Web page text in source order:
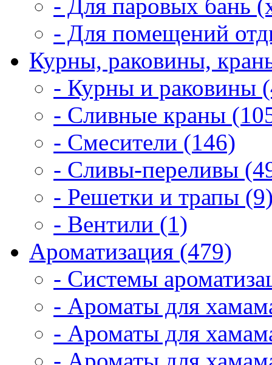
- Для паровых бань
- Для помещений
Курны, раковины,
- Курны и раковины
- Сливные краны
- Смесители (146)
- Сливы-переливы
- Решетки и трапы
- Вентили (1)
Ароматизация (479)
- Системы
- Ароматы для
- Ароматы для